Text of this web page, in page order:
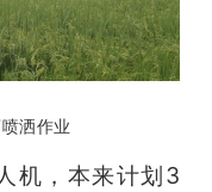
洒作业
机，本来计划3